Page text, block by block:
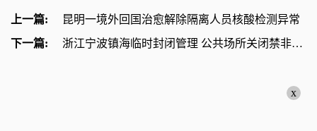
上一篇:
昆明一境外回国治愈解除隔离人员核酸检测异常
下一篇:
浙江宁波镇海临时封闭管理 公共场所关闭禁非居住人员进入
x